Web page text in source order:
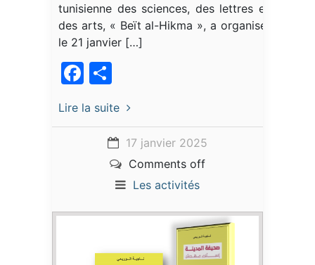
tunisienne des sciences, des lettres et
des arts, « Beït al-Hikma », a organisé,
le 21 janvier […]
Facebook
Lire la suite
17 janvier 2025
Comments off
Les activités